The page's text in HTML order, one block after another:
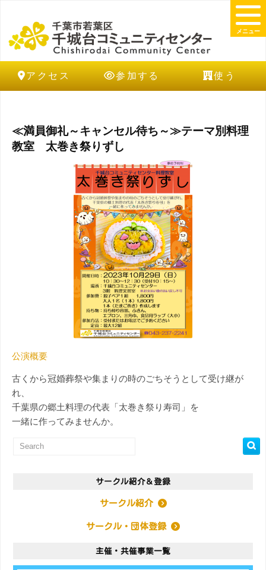
アクセス 参加する 使う
メニュー
≪満員御礼～キャンセル待ち～≫テーマ別料理
教室 太巻き祭りずし
公演概要
古くから冠婚葬祭や集まりの時のごちそうとして受け継が
れ、
千葉県の郷土料理の代表「太巻き祭り寿司」を
一緒に作ってみませんか。
サークル紹介＆登録
サークル紹介
サークル・団体登録
主催・共催事業一覧